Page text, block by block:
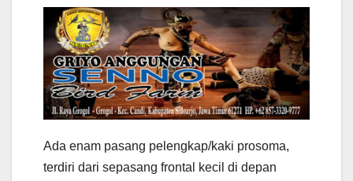
Ada enam pasang pelengkap/kaki prosoma,
terdiri dari sepasang frontal kecil di depan